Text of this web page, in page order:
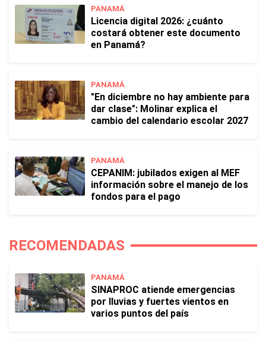
PANAMÁ
Licencia digital 2026: ¿cuánto
costará obtener este documento
en Panamá?
PANAMÁ
"En diciembre no hay ambiente para
dar clase": Molinar explica el
cambio del calendario escolar 2027
PANAMÁ
CEPANIM: jubilados exigen al MEF
información sobre el manejo de los
fondos para el pago
RECOMENDADAS
PANAMÁ
SINAPROC atiende emergencias
por lluvias y fuertes vientos en
varios puntos del país